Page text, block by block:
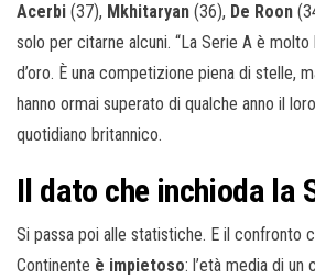
Acerbi (37), Mkhitaryan (36), De Roon
solo per citarne alcuni. “La Serie A è molto
d’oro. È una competizione piena di stelle,
hanno ormai superato di qualche anno il
quotidiano britannico.
Il dato che inchioda la
Si passa poi alle statistiche. E il confronto
Continente è impietoso: l’età media di un